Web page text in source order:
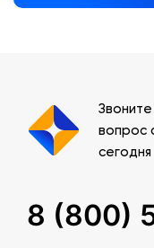
вопрос
сегодня
8 (800)